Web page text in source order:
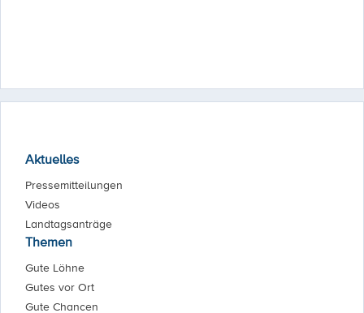
Aktuelles
Pressemitteilungen
Videos
Landtagsanträge
Themen
Gute Löhne
Gutes vor Ort
Gute Chancen